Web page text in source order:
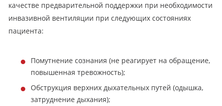
качестве предварительной поддержки при необходимости
инвазивной вентиляции при следующих состояниях
пациента:
Помутнение сознания (не реагирует на обращение,
повышенная тревожность);
Обструкция верхних дыхательных путей (одышка,
затруднение дыхания);